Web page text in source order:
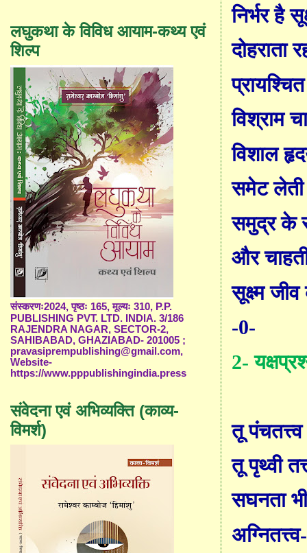
निर्भर है
दोहराता
विश्राम
विशाल
समेट
समुद्र के
और
सूक्ष्म
-0-
2-
तू
तू पृथ्वी
सघनता
लघुकथा के विविध आयाम-कथ्य एवं
शिल्प
संस्करणः2024, पृष्ठः 165, मूल्यः 310, P.P.
PUBLISHING PVT. LTD. INDIA. 3/186
RAJENDRA NAGAR, SECTOR-2,
SAHIBABAD, GHAZIABAD- 201005 ;
pravasiprempublishing@gmail.com,
Website-
https://www.pppublishingindia.press
संवेदना एवं अभिव्यक्ति (काव्य-
विमर्श)